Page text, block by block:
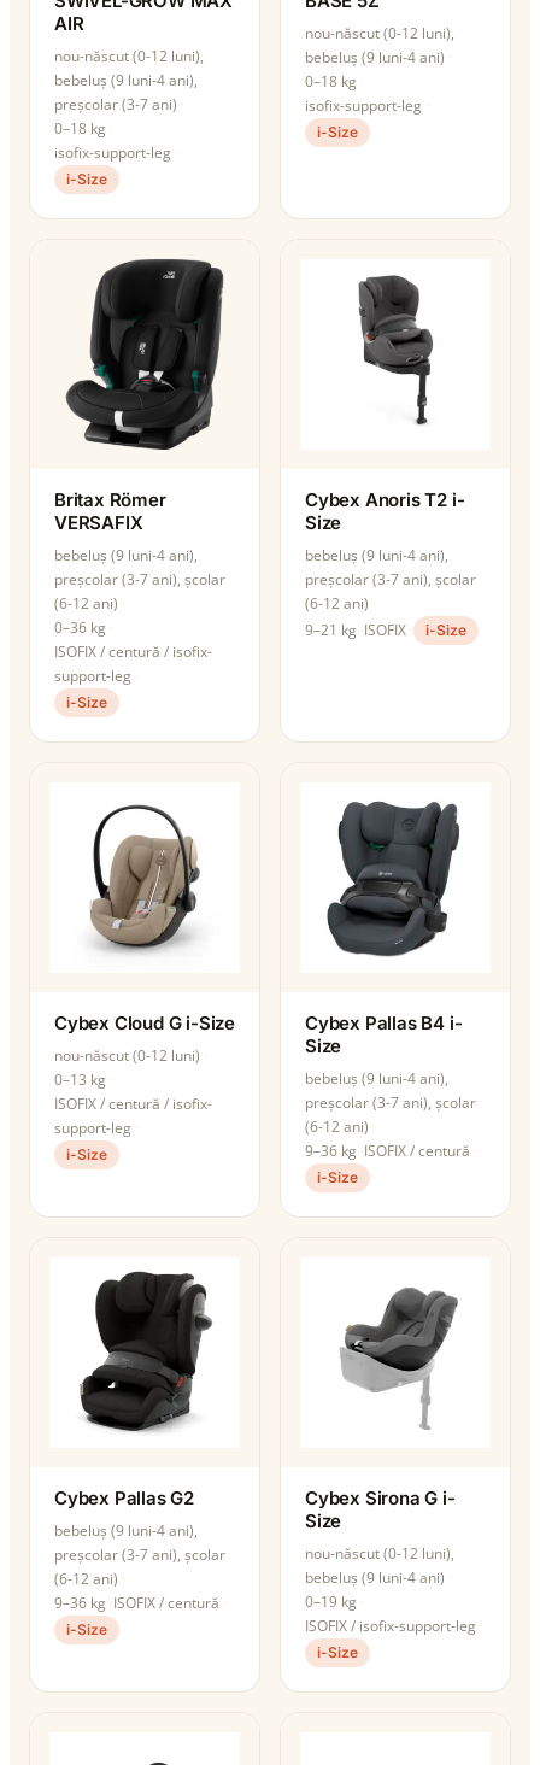
AIR
nou-născut (0-12 luni),
bebeluș (9 luni-4 ani),
preșcolar (3-7 ani)
0–18 kg
isofix-support-leg
i-Size
nou-născut (0-12 luni),
bebeluș (9 luni-4 ani)
0–18 kg
isofix-support-leg
i-Size
Britax Römer
VERSAFIX
bebeluș (9 luni-4 ani),
preșcolar (3-7 ani), școlar
(6-12 ani)
0–36 kg
ISOFIX / centură / isofix-
support-leg
i-Size
Cybex Anoris T2 i-
Size
bebeluș (9 luni-4 ani),
preșcolar (3-7 ani), școlar
(6-12 ani)
9–21 kg ISOFIX i-Size
Cybex Cloud G i-Size
nou-născut (0-12 luni)
0–13 kg
ISOFIX / centură / isofix-
support-leg
i-Size
Cybex Pallas B4 i-
Size
bebeluș (9 luni-4 ani),
preșcolar (3-7 ani), școlar
(6-12 ani)
9–36 kg ISOFIX / centură
i-Size
Cybex Pallas G2
bebeluș (9 luni-4 ani),
preșcolar (3-7 ani), școlar
(6-12 ani)
9–36 kg ISOFIX / centură
i-Size
Cybex Sirona G i-
Size
nou-născut (0-12 luni),
bebeluș (9 luni-4 ani)
0–19 kg
ISOFIX / isofix-support-leg
i-Size